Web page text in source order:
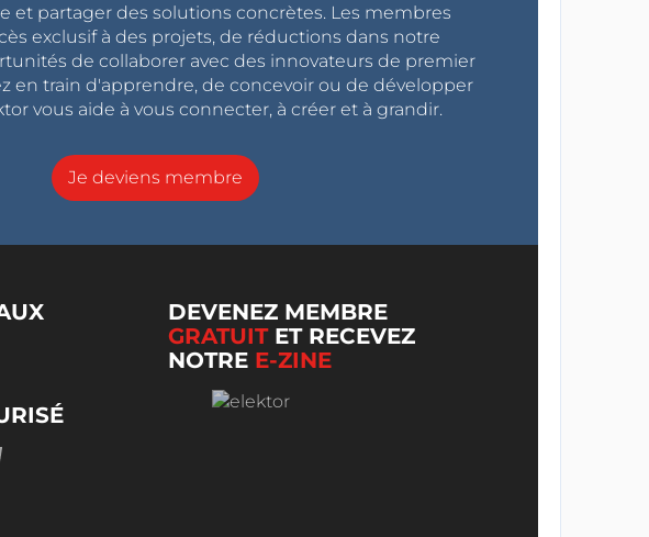
et partager des solutions concrètes. Les membres
exclusif à des projets, de réductions dans notre
de collaborer avec des innovateurs de premier
en train d'apprendre, de concevoir ou de développer
vous aide à vous connecter, à créer et à grandir.
Je deviens membre
DEVENEZ MEMBRE
GRATUITET RECEVEZ
NOTRE E-ZINE